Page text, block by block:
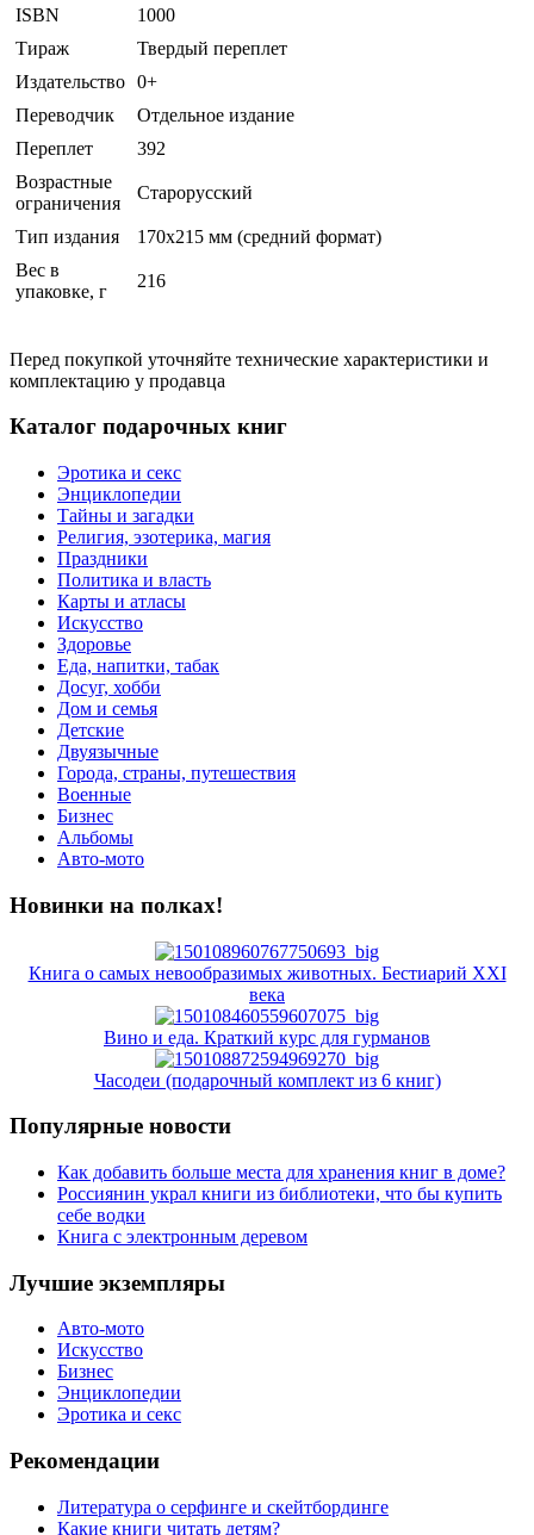
ISBN
1000
Тираж
Твердый переплет
Издательство 0+
Переводчик
Отдельное издание
Переплет
392
Возрастные
ограничения
Старорусский
Тип издания
170х215 мм (средний формат)
Вес в
упаковке, г
216
Перед покупкой уточняйте технические характеристики и
комплектацию у продавца
Каталог подарочных книг
Эротика и секс
Энциклопедии
Тайны и загадки
Религия, эзотерика, магия
Праздники
Политика и власть
Карты и атласы
Искусство
Здоровье
Еда, напитки, табак
Досуг, хобби
Дом и семья
Детские
Двуязычные
Города, страны, путешествия
Военные
Бизнес
Альбомы
Авто-мото
Новинки на полках!
Книга о самых невообразимых животных. Бестиарий XXI
века
Вино и еда. Краткий курс для гурманов
Часодеи (подарочный комплект из 6 книг)
Популярные новости
Как добавить больше места для хранения книг в доме?
Россиянин украл книги из библиотеки, что бы купить
себе водки
Книга с электронным деревом
Лучшие экземпляры
Авто-мото
Искусство
Бизнес
Энциклопедии
Эротика и секс
Рекомендации
Литература о серфинге и скейтбординге
Какие книги читать детям?